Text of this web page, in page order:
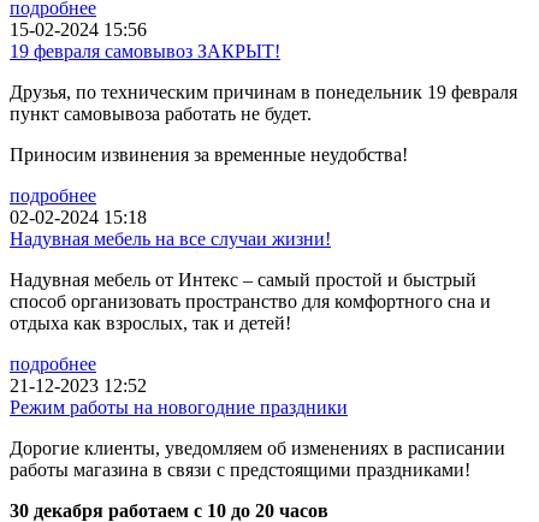
подробнее
15-02-2024 15:56
19 февраля самовывоз ЗАКРЫТ!
Друзья, по техническим причинам в понедельник 19 февраля
пункт самовывоза работать не будет.
Приносим извинения за временные неудобства!
подробнее
02-02-2024 15:18
Надувная мебель на все случаи жизни!
Надувная мебель от Интекс – самый простой и быстрый
способ организовать пространство для комфортного сна и
отдыха как взрослых, так и детей!
подробнее
21-12-2023 12:52
Режим работы на новогодние праздники
Дорогие клиенты, уведомляем об изменениях в расписании
работы магазина в связи с предстоящими праздниками!
30 декабря работаем с 10 до 20 часов